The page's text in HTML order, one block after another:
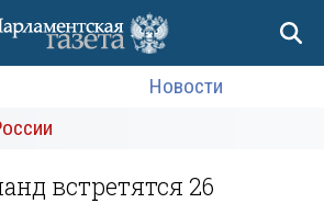
Новости
встретятся 26